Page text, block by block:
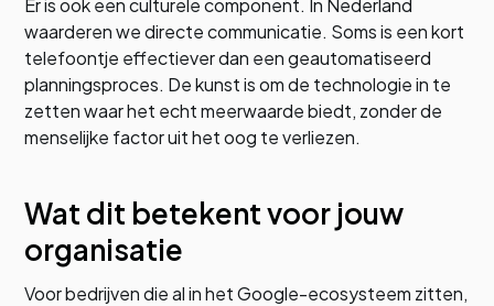
waarderen we directe communicatie. Soms is een kort
telefoontje effectiever dan een geautomatiseerd
planningsproces. De kunst is om de technologie in te
zetten waar het echt meerwaarde biedt, zonder de
menselijke factor uit het oog te verliezen.
Wat dit betekent voor jouw
organisatie
Voor bedrijven die al in het Google-ecosysteem zitten,